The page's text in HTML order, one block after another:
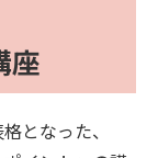
座
となった、